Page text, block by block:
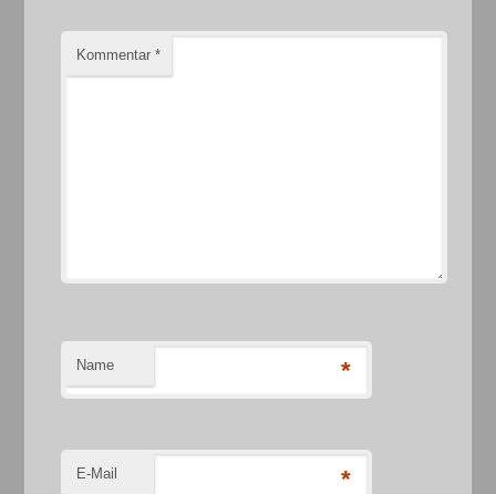
Kommentar*
Name *
E-Mail *